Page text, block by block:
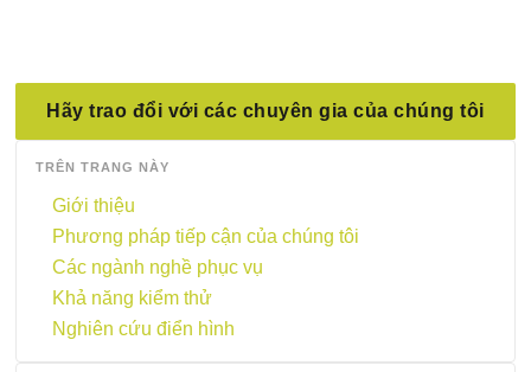
Hãy trao đổi với các chuyên gia của chúng tôi
TRÊN TRANG NÀY
Giới thiệu
Phương pháp tiếp cận của chúng tôi
Các ngành nghề phục vụ
Khả năng kiểm thử
Nghiên cứu điển hình